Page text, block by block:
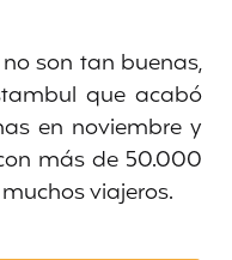
son tan buenas,
que acabó
en noviembre y
más de 50.000
viajeros.